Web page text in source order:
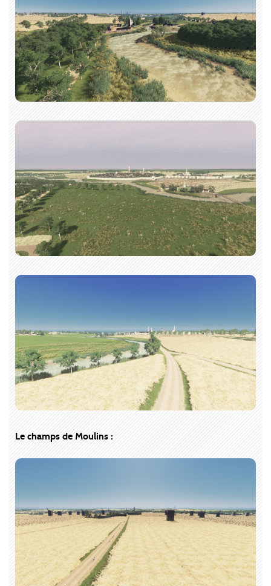
Le champs de Moulins :